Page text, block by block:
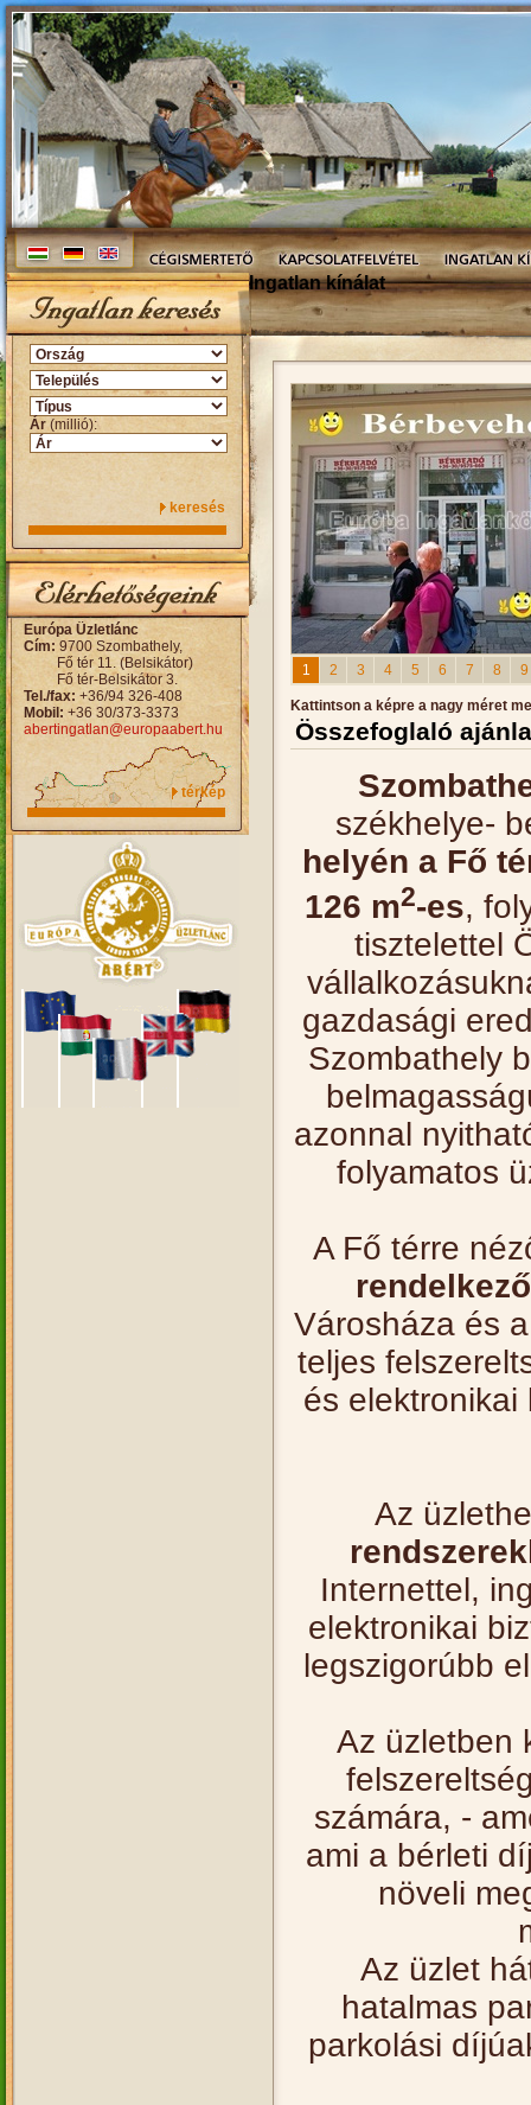
Ár (millió):
keresés
Európa Üzletlánc
Cím: 9700 Szombathely,
Fő tér 11. (Belsikátor)
Fő tér-Belsikátor 3.
Tel./fax: +36/94 326-408
Mobil: +36 30/373-3373
abertingatlan@europaabert.hu
térkép
Ingatlan kínálat
1 2 3 4 5 6 7 8 9
Kattintson a képre a nagy méret
Összefoglaló
székhelye-
helyén a Fő
126 m2-es,
tisztelettel
gazdasági
Szombathely
azonnal
folyamatos
A Fő térre
rendelkező
Városháza és
teljes
és elektronikai
Az
Internettel,
elektronikai
legszigorúbb
Az üzletben
számára, -
ami a bérleti
növeli
Az üzlet
hatalmas
parkolási